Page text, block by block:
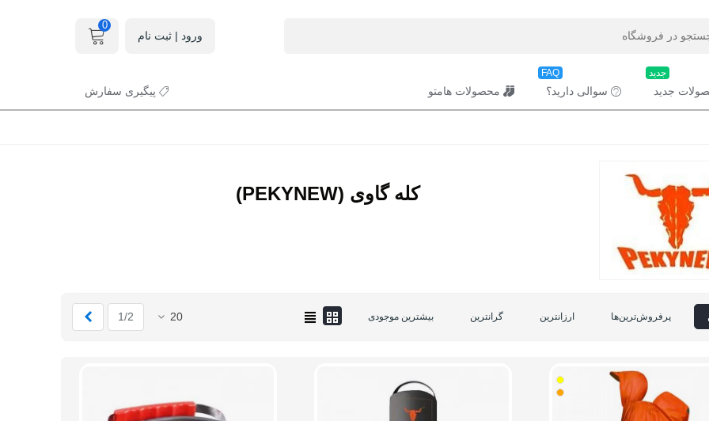
ورود | ثبت نام
0
جدید
جدید
سوالی دارید؟
FAQ
محصولات هامتو پیگیری سفارش
کله گاوی (PEKYNEW)
پرفروش‌ترین‌ها ارزانترین گرانترین بیشترین موجودی 20
1/2
زرد
نارنجی